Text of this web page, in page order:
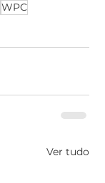
WPC
Ver tudo